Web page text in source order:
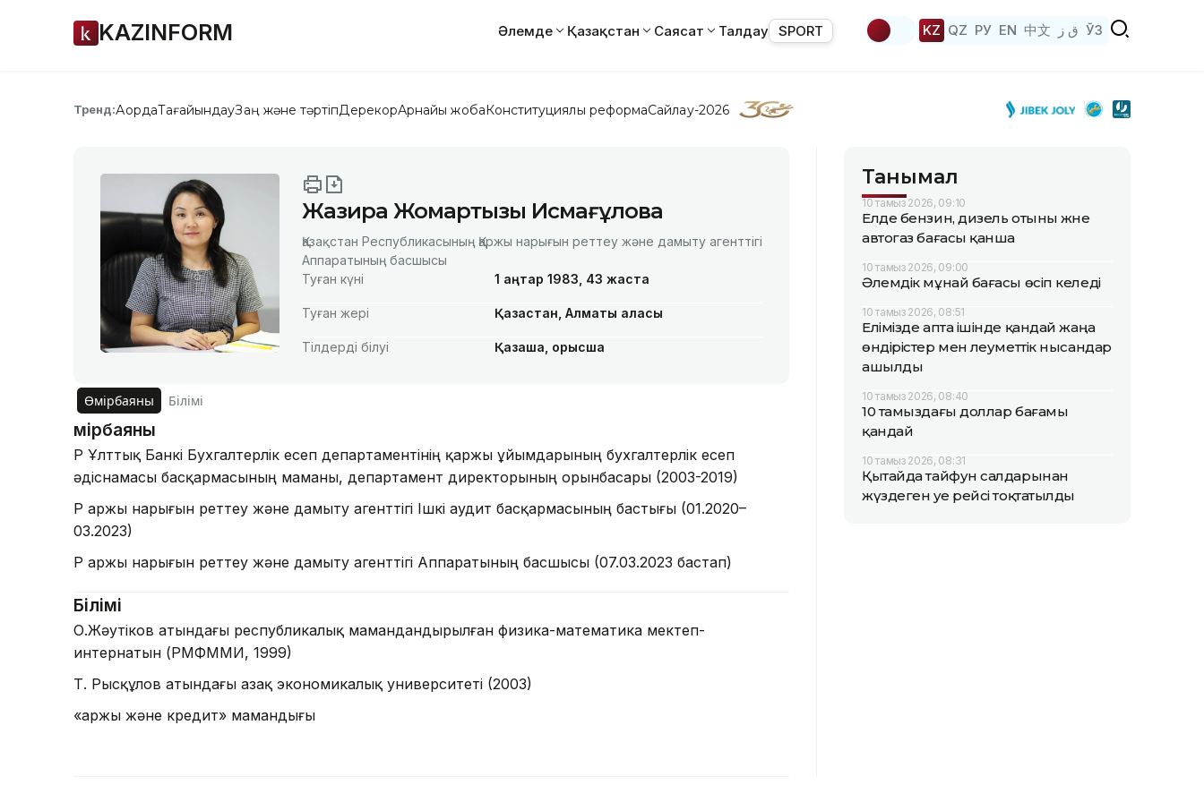
KAZINFORM Әлемде Қазақстан Саясат Талдау SPORT KZ QZ РУ EN 中文 ق ز ЎЗ
Тренд:АқордаТағайындауЗаң және тәртіпДерекқорАрнайы жобаКонституциялық реформаСайлау-2026
Жазира Жомартқызы Исмағұлова
Қазақстан Республикасының Қаржы нарығын реттеу және дамыту агенттігі
Аппаратының басшысы
Туған күні
1 қаңтар 1983, 43 жаста
Туған жері Қазақстан, Алматы қаласы
Тілдерді білуі Қазақша, орысша
Өмірбаяны Білімі
Өмірбаяны
ҚР Ұлттық Банкі Бухгалтерлік есеп департаментінің қаржы ұйымдарының бухгалтерлік есеп
әдіснамасы басқармасының маманы, департамент директорының орынбасары (2003-2019)
ҚР Қаржы нарығын реттеу және дамыту агенттігі Ішкі аудит басқармасының бастығы (01.2020–
03.2023)
ҚР Қаржы нарығын реттеу және дамыту агенттігі Аппаратының басшысы (07.03.2023 бастап)
Білімі
О.Жәутіков атындағы республикалық мамандандырылған физика-математика мектеп-
интернатын (РМФММИ, 1999)
Т. Рысқұлов атындағы Қазақ экономикалық университеті (2003)
«Қаржы және кредит» мамандығы
Танымал
10 тамыз 2026, 09:10
Елде бензин, дизель отыны және
автогаз бағасы қанша
10 тамыз 2026, 09:00
Әлемдік мұнай бағасы өсіп келеді
10 тамыз 2026, 08:51
Елімізде апта ішінде қандай жаңа
өндірістер мен әлеуметтік нысандар
ашылды
10 тамыз 2026, 08:40
10 тамыздағы доллар бағамы
қандай
10 тамыз 2026, 08:31
Қытайда тайфун салдарынан
жүздеген әуе рейсі тоқтатылды